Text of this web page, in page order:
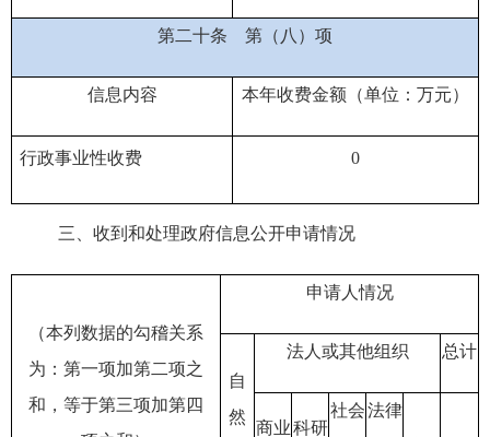
第二十条 第（八）项
信息内容 本年收费金额（单位：万元）
行政事业性收费 0
三、 收到和处理政府信息公开申请情况
（本列数据的勾稽关系
为：第一项加第二项之
和，等于第三项加第四
申请人情况
自
然
法人或其他组织 总计
商业科研
社会法律